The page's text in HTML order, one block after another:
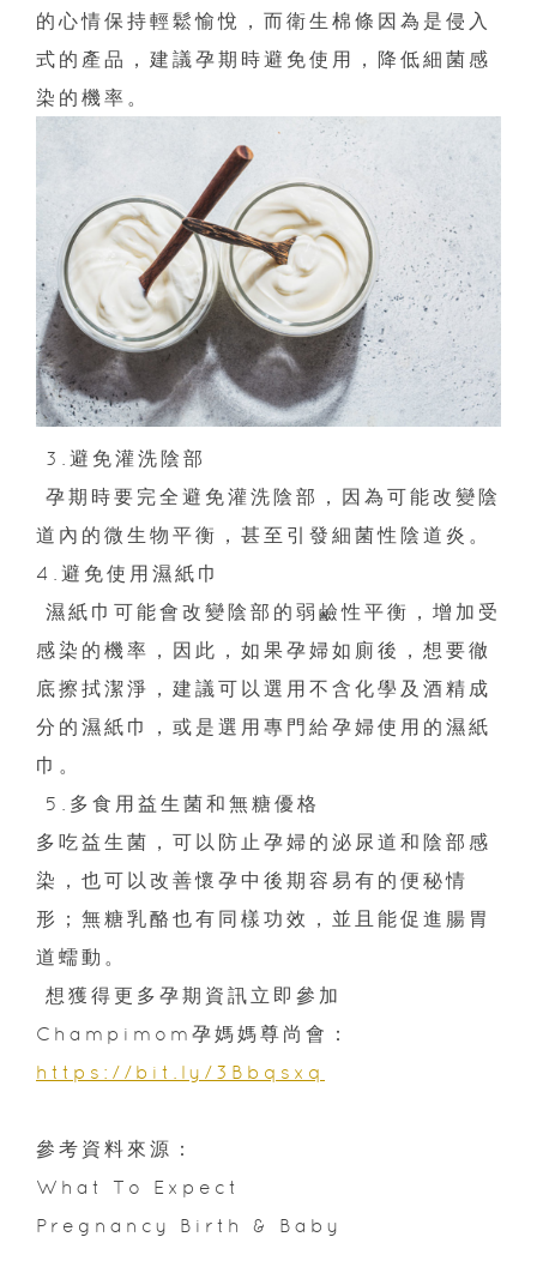
的心情保持輕鬆愉悅，而衛生棉條因為是侵入
式的產品，建議孕期時避免使用，降低細菌感
染的機率。
3.避免灌洗陰部
孕期時要完全避免灌洗陰部，因為可能改變陰
道內的微生物平衡，甚至引發細菌性陰道炎。
4.避免使用濕紙巾
濕紙巾可能會改變陰部的弱鹼性平衡，增加受
感染的機率，因此，如果孕婦如廁後，想要徹
底擦拭潔淨，建議可以選用不含化學及酒精成
分的濕紙巾，或是選用專門給孕婦使用的濕紙
巾。
5.多食用益生菌和無糖優格
多吃益生菌，可以防止孕婦的泌尿道和陰部感
染，也可以改善懷孕中後期容易有的便秘情
形；無糖乳酪也有同樣功效，並且能促進腸胃
道蠕動。
想獲得更多孕期資訊立即參加
Champimom孕媽媽尊尚會：
https://bit.ly/3Bbqsxq
參考資料來源：
What To Expect
Pregnancy Birth & Baby